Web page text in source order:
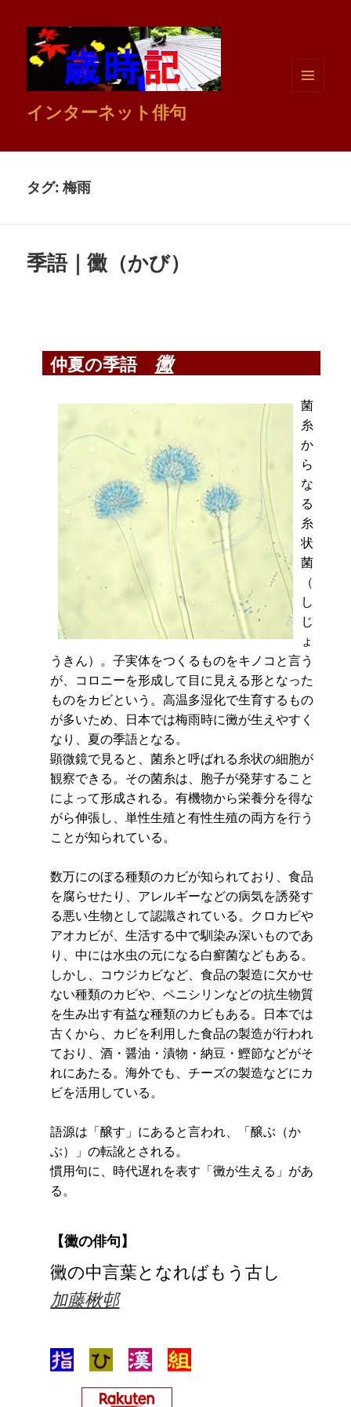
インターネット俳句
タグ:梅雨
季語｜黴（かび）
仲夏の季語 黴
菌
糸
か
ら
な
る
糸
状
菌
（
し
じ
ょ
うきん）。子実体をつくるものをキノコと言う
が、コロニーを形成して目に見える形となった
ものをカビという。高温多湿化で生育するもの
が多いため、日本では梅雨時に黴が生えやすく
なり、夏の季語となる。
顕微鏡で見ると、菌糸と呼ばれる糸状の細胞が
観察できる。その菌糸は、胞子が発芽すること
によって形成される。有機物から栄養分を得な
がら伸張し、単性生殖と有性生殖の両方を行う
ことが知られている。
数万にのぼる種類のカビが知られており、食品
を腐らせたり、アレルギーなどの病気を誘発す
る悪い生物として認識されている。クロカビや
アオカビが、生活する中で馴染み深いものであ
り、中には水虫の元になる白癬菌などもある。
しかし、コウジカビなど、食品の製造に欠かせ
ない種類のカビや、ペニシリンなどの抗生物質
を生み出す有益な種類のカビもある。日本では
古くから、カビを利用した食品の製造が行われ
ており、酒・醤油・漬物・納豆・鰹節などがそ
れにあたる。海外でも、チーズの製造などにカ
ビを活用している。
語源は「醸す」にあると言われ、「醸ぶ（か
ぶ）」の転訛とされる。
慣用句に、時代遅れを表す「黴が生える」があ
る。
【黴の俳句】
黴の中言葉となればもう古し
加藤楸邨